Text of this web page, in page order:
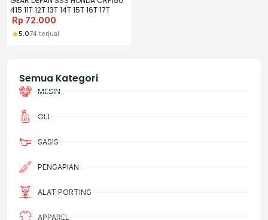
Semua Kategori
MESIN
OLI
SASIS
PENGAPIAN
ALAT PORTING
APPAREL
415 11T 12T 13T 14T 15T 16T 17T
Rp 72.000
5.074 terjual